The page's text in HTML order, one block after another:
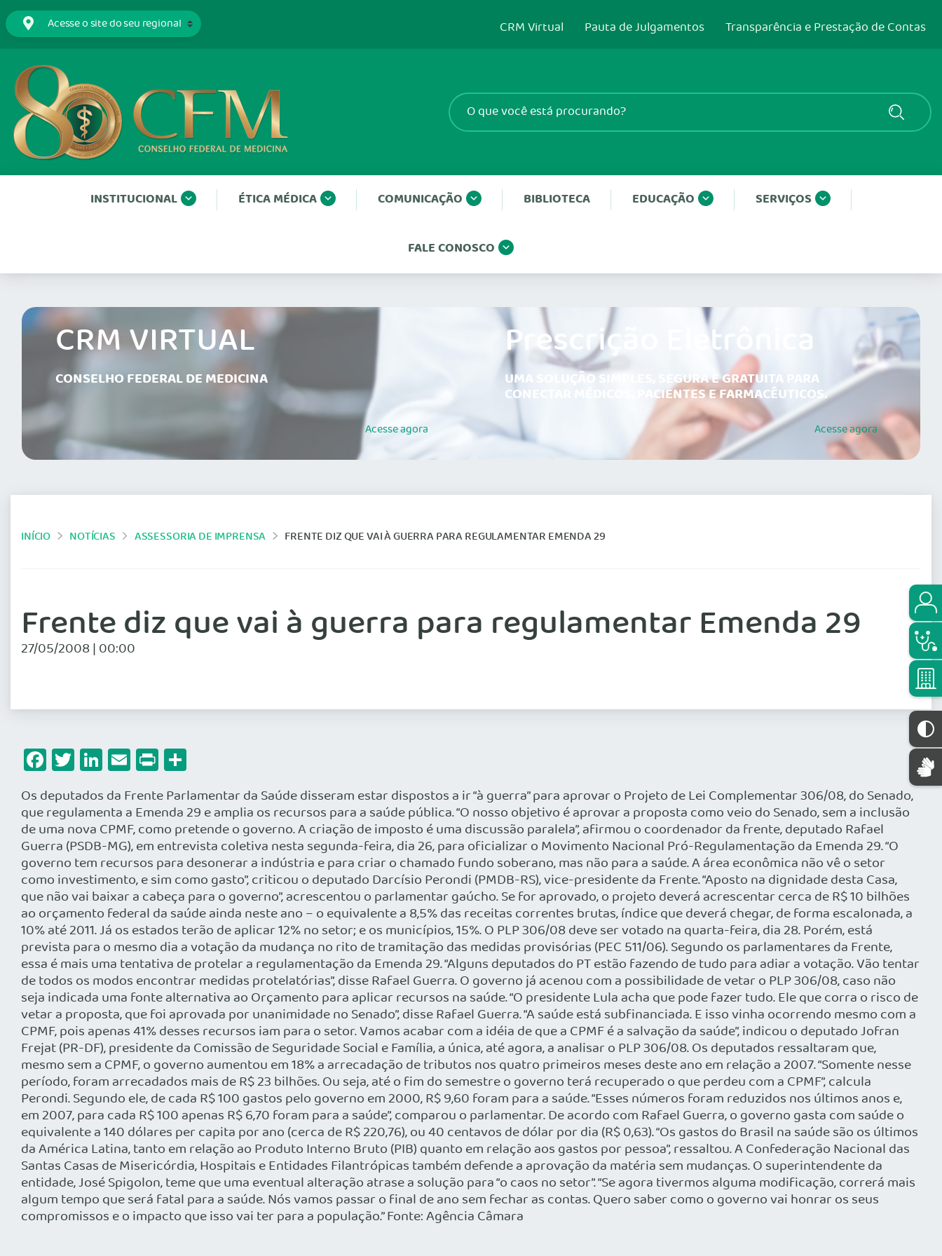
CRM Virtual Pauta de Julgamentos Transparência e Prestação de Contas
INSTITUCIONAL ÉTICA MÉDICA COMUNICAÇÃO BIBLIOTECA EDUCAÇÃO SERVIÇOS
FALE CONOSCO
CRM VIRTUAL
CONSELHO FEDERAL DE MEDICINA
Acesseagora
Prescrição Eletrônica
UMA SOLUÇÃO SIMPLES, SEGURA E GRATUITA PARA
CONECTAR MÉDICOS, PACIENTES E FARMACÊUTICOS.
Acesseagora
INÍCIO NOTÍCIAS ASSESSORIA DE IMPRENSA FRENTE DIZ QUE VAI À GUERRA PARA REGULAMENTAR EMENDA 29
Frente diz que vai à guerra para regulamentar Emenda 29
27/05/2008 | 00:00
Facebook
Twitter
LinkedIn
Email
Print
Os deputados da Frente Parlamentar da Saúde disseram estar dispostos a ir “à guerra” para aprovar o Projeto de Lei Complementar 306/08, do Senado,
que regulamenta a Emenda 29 e amplia os recursos para a saúde pública. “O nosso objetivo é aprovar a proposta como veio do Senado, sem a inclusão
de uma nova CPMF, como pretende o governo. A criação de imposto é uma discussão paralela”, afirmou o coordenador da frente, deputado Rafael
Guerra (PSDB-MG), em entrevista coletiva nesta segunda-feira, dia 26, para oficializar o Movimento Nacional Pró-Regulamentação da Emenda 29. “O
governo tem recursos para desonerar a indústria e para criar o chamado fundo soberano, mas não para a saúde. A área econômica não vê o setor
como investimento, e sim como gasto”, criticou o deputado Darcísio Perondi (PMDB-RS), vice-presidente da Frente. “Aposto na dignidade desta Casa,
que não vai baixar a cabeça para o governo”, acrescentou o parlamentar gaúcho. Se for aprovado, o projeto deverá acrescentar cerca de R$ 10 bilhões
ao orçamento federal da saúde ainda neste ano – o equivalente a 8,5% das receitas correntes brutas, índice que deverá chegar, de forma escalonada, a
10% até 2011. Já os estados terão de aplicar 12% no setor; e os municípios, 15%. O PLP 306/08 deve ser votado na quarta-feira, dia 28. Porém, está
prevista para o mesmo dia a votação da mudança no rito de tramitação das medidas provisórias (PEC 511/06). Segundo os parlamentares da Frente,
essa é mais uma tentativa de protelar a regulamentação da Emenda 29. “Alguns deputados do PT estão fazendo de tudo para adiar a votação. Vão tentar
de todos os modos encontrar medidas protelatórias”, disse Rafael Guerra. O governo já acenou com a possibilidade de vetar o PLP 306/08, caso não
seja indicada uma fonte alternativa ao Orçamento para aplicar recursos na saúde. “O presidente Lula acha que pode fazer tudo. Ele que corra o risco de
vetar a proposta, que foi aprovada por unanimidade no Senado”, disse Rafael Guerra. “A saúde está subfinanciada. E isso vinha ocorrendo mesmo com a
CPMF, pois apenas 41% desses recursos iam para o setor. Vamos acabar com a idéia de que a CPMF é a salvação da saúde”, indicou o deputado Jofran
Frejat (PR-DF), presidente da Comissão de Seguridade Social e Família, a única, até agora, a analisar o PLP 306/08. Os deputados ressaltaram que,
mesmo sem a CPMF, o governo aumentou em 18% a arrecadação de tributos nos quatro primeiros meses deste ano em relação a 2007. “Somente nesse
período, foram arrecadados mais de R$ 23 bilhões. Ou seja, até o fim do semestre o governo terá recuperado o que perdeu com a CPMF”, calcula
Perondi. Segundo ele, de cada R$ 100 gastos pelo governo em 2000, R$ 9,60 foram para a saúde. “Esses números foram reduzidos nos últimos anos e,
em 2007, para cada R$ 100 apenas R$ 6,70 foram para a saúde”, comparou o parlamentar. De acordo com Rafael Guerra, o governo gasta com saúde o
equivalente a 140 dólares per capita por ano (cerca de R$ 220,76), ou 40 centavos de dólar por dia (R$ 0,63). “Os gastos do Brasil na saúde são os últimos
da América Latina, tanto em relação ao Produto Interno Bruto (PIB) quanto em relação aos gastos por pessoa”, ressaltou. A Confederação Nacional das
Santas Casas de Misericórdia, Hospitais e Entidades Filantrópicas também defende a aprovação da matéria sem mudanças. O superintendente da
entidade, José Spigolon, teme que uma eventual alteração atrase a solução para “o caos no setor”. “Se agora tivermos alguma modificação, correrá mais
algum tempo que será fatal para a saúde. Nós vamos passar o final de ano sem fechar as contas. Quero saber como o governo vai honrar os seus
compromissos e o impacto que isso vai ter para a população.” Fonte: Agência Câmara